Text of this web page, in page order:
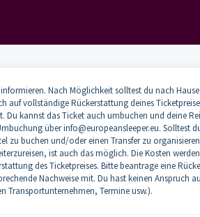
Nach Möglichkeit solltest du nach
auf vollständige Rückerstattung deines
Du kannst das Ticket auch umbuchen und deine
über info@europeansleeper.eu. Solltest
zu buchen und/oder einen Transfer zu
ist auch das möglich. Die Kosten
des Ticketpreises. Bitte beantrage eine
Nachweise mit. Du hast keinen Anspruch
Transportunternehmen, Termine usw.).